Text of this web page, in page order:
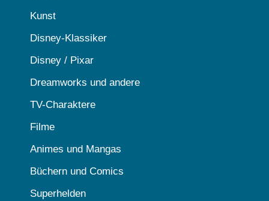
Kunst
Disney-Klassiker
Disney / Pixar
Dreamworks und andere
TV-Charaktere
Filme
Animes und Mangas
Büchern und Comics
Superhelden